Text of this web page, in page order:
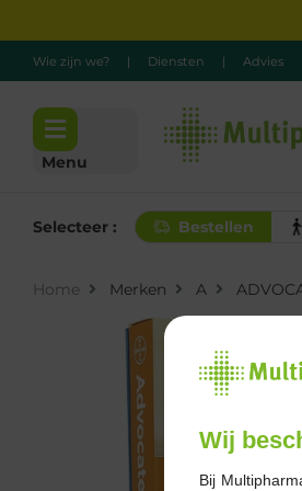
Wie zijn we? | Diensten | Advies
Menu
Selecteer : Bestellen
Home Merken A
Wij
Bij